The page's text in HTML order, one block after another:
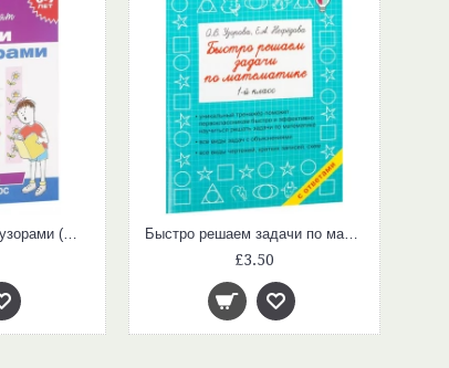
6-7 лет. Прописи с узорами (Школа для дошколят) Быстро решаем задачи по математике. 1-й класс
£3.50